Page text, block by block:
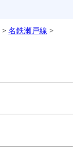
> 名鉄瀬戸線 >